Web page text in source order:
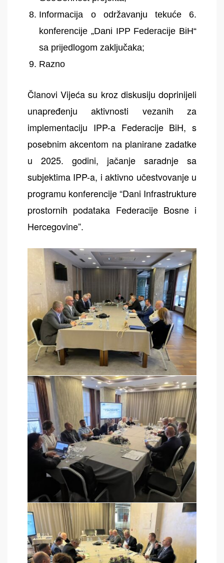
Informacija o održavanju tekuće 6.
konferencije „Dani IPP Federacije BiH“
sa prijedlogom zaključaka;
Razno
Članovi Vijeća su kroz diskusiju doprinijeli
unapređenju aktivnosti vezanih za
implementaciju IPP-a Federacije BiH, s
posebnim akcentom na planirane zadatke
u 2025. godini, jačanje saradnje sa
subjektima IPP-a, i aktivno učestvovanje u
programu konferencije “Dani Infrastrukture
prostornih podataka Federacije Bosne i
Hercegovine”.